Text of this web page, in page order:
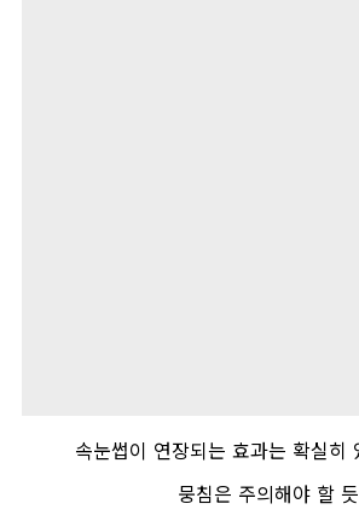
속눈썹이 연장되는 효과는 확실히
뭉침은 주의해야 할 듯